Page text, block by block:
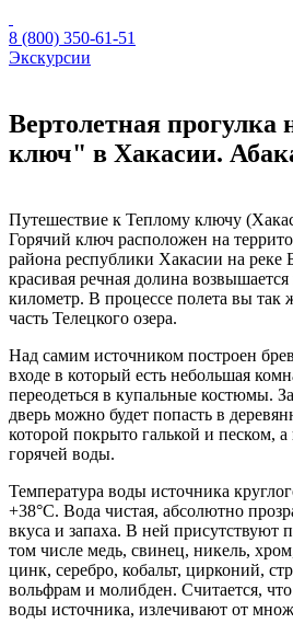
8 (800) 350-61-51
Экскурсии
Вертолетная
ключ" в Хакасии.
Путешествие к Теплому ключу
Горячий ключ расположен на
района республики Хакасии на реке
красивая речная долина
километр. В процессе полета вы так
часть Телецкого озера.
Над самим источником построен
входе в который есть небольшая
переодеться в купальные костюмы.
дверь можно будет попасть в
которой покрыто галькой и песком, а
горячей воды.
Температура воды источника
+38°C. Вода чистая, абсолютно
вкуса и запаха. В ней присутствуют
том числе медь, свинец, никель,
цинк, серебро, кобальт, цирконий,
вольфрам и молибден. Считается,
воды источника, излечивают от